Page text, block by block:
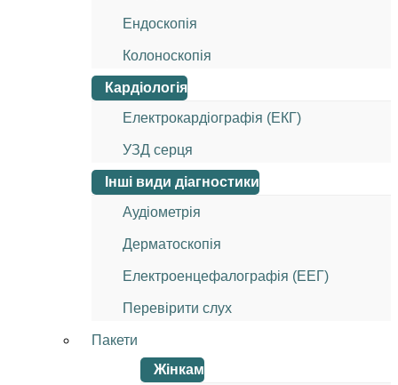
Ендоскопія
Колоноскопія
Кардіологія
Електрокардіографія (ЕКГ)
УЗД серця
Інші види діагностики
Аудіометрія
Дерматоскопія
Електроенцефалографія (ЕЕГ)
Перевірити слух
Пакети
Жінкам